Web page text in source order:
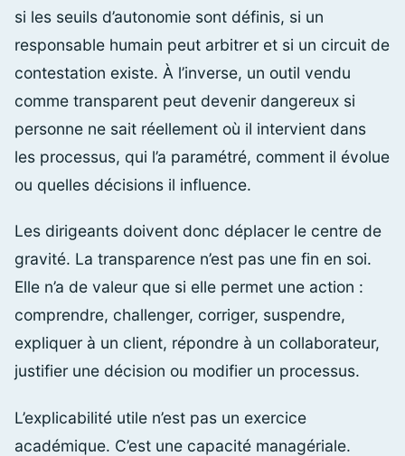
si les seuils d’autonomie sont définis, si un
responsable humain peut arbitrer et si un circuit de
contestation existe. À l’inverse, un outil vendu
comme transparent peut devenir dangereux si
personne ne sait réellement où il intervient dans
les processus, qui l’a paramétré, comment il évolue
ou quelles décisions il influence.
Les dirigeants doivent donc déplacer le centre de
gravité. La transparence n’est pas une fin en soi.
Elle n’a de valeur que si elle permet une action :
comprendre, challenger, corriger, suspendre,
expliquer à un client, répondre à un collaborateur,
justifier une décision ou modifier un processus.
L’explicabilité utile n’est pas un exercice
académique. C’est une capacité managériale.